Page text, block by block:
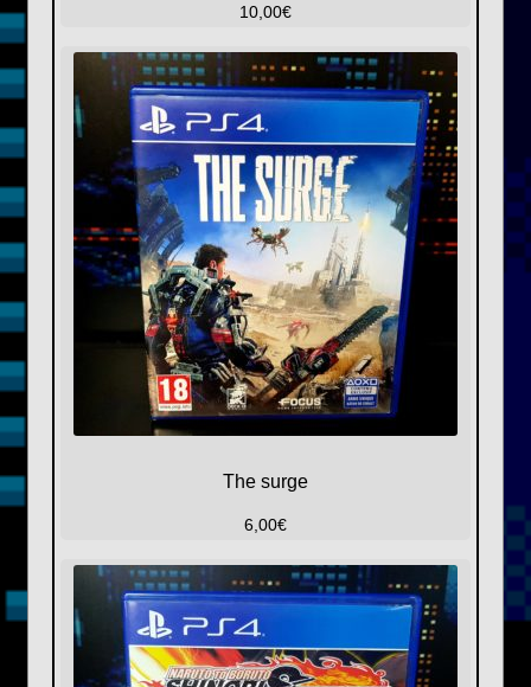
10,00€
The surge
6,00€